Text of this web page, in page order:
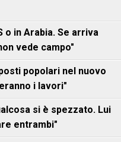
o in Arabia. Se arriva
vede campo"
popolari nel nuovo
i lavori"
si è spezzato. Lui
entrambi"